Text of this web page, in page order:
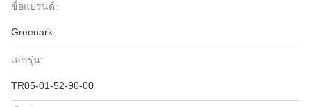
ชื่อแบรนด์:
Greenark
เลขรุ่น:
TR05-01-52-90-00